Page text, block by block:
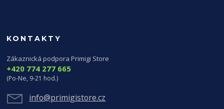
KONTAKTY
Zákaznická podpora Primigi Store
+420 774 277 665
(Po-Ne, 9-21 hod.)
info@primigistore.cz